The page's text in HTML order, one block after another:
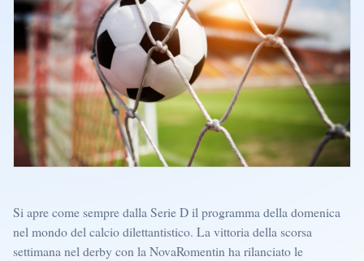
Si apre come sempre dalla Serie D il programma della domenica
nel mondo del calcio dilettantistico. La vittoria della scorsa
settimana nel derby con la NovaRomentin ha rilanciato le